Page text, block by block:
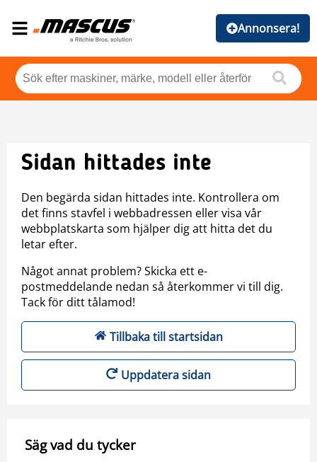
Annonsera!
Sidan hittades inte
Den begärda sidan hittades inte. Kontrollera om
det finns stavfel i webbadressen eller visa vår
webbplatskarta som hjälper dig att hitta det du
letar efter.
Något annat problem? Skicka ett e-
postmeddelande nedan så återkommer vi till dig.
Tack för ditt tålamod!
Tillbaka till startsidan
Uppdatera sidan
Säg vad du tycker